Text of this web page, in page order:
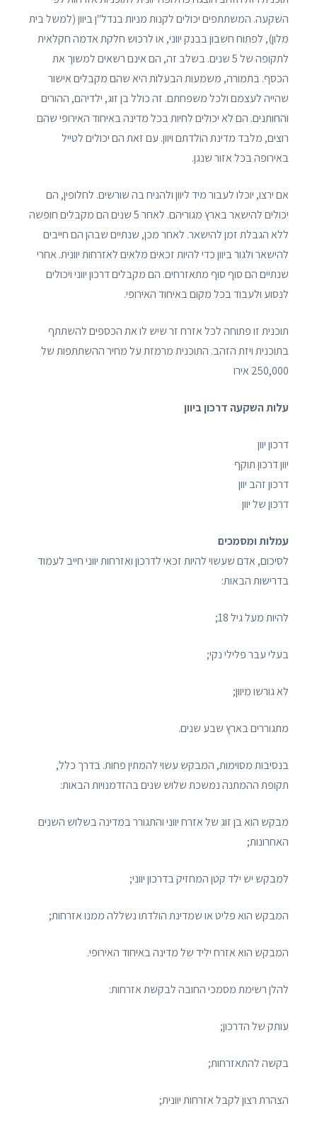
השקעה. המשתתפים יכולים לקנות מניות בנדל"ן ביוון (למשל בית
מלון), לפתוח חשבון בבנק יווני, או לרכוש חלקת אדמה חקלאית
לתקופה של 5 שנים. בשלב זה, הם אינם רשאים למשוך את
הכסף. בתמורה, משמעות הבעלות היא שהם מקבלים אישור
שהייה לעצמם ולכל משפחתם. זה כולל בן זוג, ילדיהם, ההורים
והחותנים. הם לא יכולים לחיות בכל מדינה באיחוד האירופי שהם
רוצים, מלבד מדינת הולדתם ויוון. עם זאת הם יכולים לטייל
באירופה בכל אזור שנגן.
אם ירצו, יוכלו לעבור מיד ליוון ולהניח בה שורשים. לחלופין, הם
יכולים להישאר בארץ מגוריהם. לאחר 5 שנים הם מקבלים חופשה
ללא הגבלת זמן להישאר. לאחר מכן, שנתיים שבהן הם חייבים
להישאר ולגור ביוון כדי להיות זכאים מלאים לאזרחות יוונית. אחרי
שנתיים הם סוף סוף מתאזרחים. הם מקבלים דרכון יווני ויכולים
לנסוע ולעבוד בכל מקום באיחוד האירופי.
תוכנית זו פתוחה לכל אזרח זר שיש לו את הכספים להשתתף
בתוכנית ויזת הזהב. התוכנית מרמזת על מחיר ההשתתפות של
250,000 אירו
עלות השקעה דרכון ביוון
דרכון יוון
יוון דרכון תוקף
דרכון זהב יוון
דרכון של יוון
עמלות ומסמכים
לסיכום, אדם שעשוי להיות זכאי לדרכון ואזרחות יווני חייב לעמוד
בדרישות הבאות:
להיות מעל גיל 18;
בעלי עבר פלילי נקי;
לא גורשו מיוון;
מתגוררים בארץ שבע שנים.
בנסיבות מסוימות, המבקש עשוי להמתין פחות. בדרך כלל,
תקופת ההמתנה נמשכת שלוש שנים בהזדמנויות הבאות:
מבקש הוא בן זוג של אזרח יווני והתגורר במדינה בשלוש השנים
האחרונות;
למבקש יש ילד קטן המחזיק בדרכון יווני;
המבקש הוא פליט או שמדינת הולדתו נשללה ממנו אזרחות;
המבקש הוא אזרח יליד של מדינה באיחוד האירופי.
להלן רשימת מסמכי החובה לבקשת אזרחות:
עותק של הדרכון;
בקשה להתאזרחות;
הצהרת רצון לקבל אזרחות יוונית;